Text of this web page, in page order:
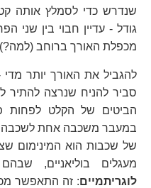
שנדרש כדי לסמלץ אותה
גודל - עדיין חבוי בין שני
מכפלת האורך ברוחב (למה?)
להגביל את האורך יותר
סביר להניח שנרצה להתיר
הביטים של הקלט לפחות
במעבר משכבה אחת לשכבה
של שכבות הוא המינימום
מעגלים בוליאניים,
לוגריתמיים: זה התאפשר